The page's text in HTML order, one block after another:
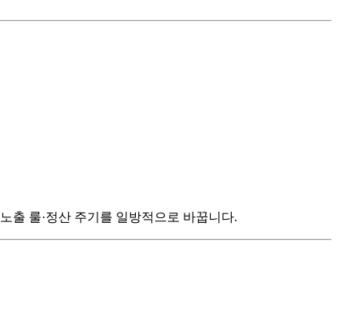
출 룰·정산 주기를 일방적으로 바꿉니다.